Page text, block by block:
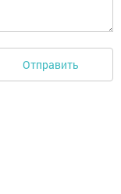
Отправить